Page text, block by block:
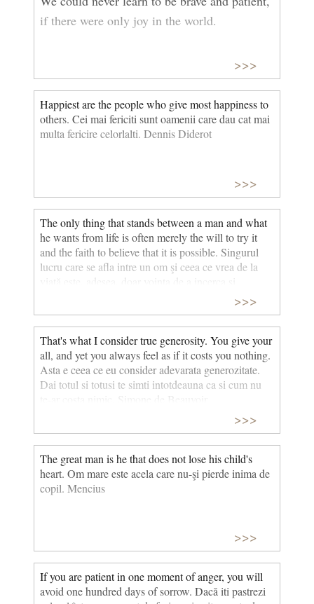
if there were only joy in the world.
şi rabdatori, daca ar fi numai bucurie pe
lume.
Helen Keller
>>>
Happiest are the people who give most happiness to
others. Cei mai fericiti sunt oamenii care dau cat mai
multa fericire celorlalti. Dennis Diderot
>>>
The only thing that stands between a man and what
he wants from life is often merely the will to try it
and the faith to believe that it is possible. Singurul
lucru care se afla intre un om şi ceea ce vrea de la
increderea deplina că este posibil. Richard M. DeVos
>>>
That's what I consider true generosity. You give your
all, and yet you always feel as if it costs you nothing.
Asta e ceea ce eu consider adevarata generozitate.
Dai totul si totusi te simti intotdeauna ca si cum nu
te-ar costa nimic. Simone de Beauvoir
>>>
The great man is he that does not lose his child's
heart. Om mare este acela care nu-şi pierde inima de
copil. Mencius
>>>
If you are patient in one moment of anger, you will
avoid one hundred days of sorrow. Dacă iti pastrezi